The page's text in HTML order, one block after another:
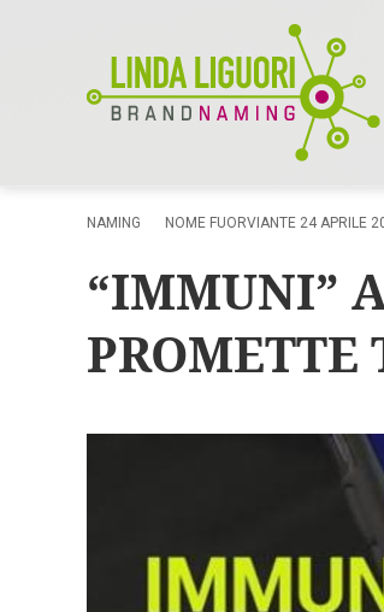
NAMING NOME FUORVIANTE 24 APRILE
“IMMUNI”
PROMETTE